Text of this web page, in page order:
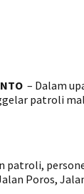
– Dalam
patroli
patroli,
Poros,